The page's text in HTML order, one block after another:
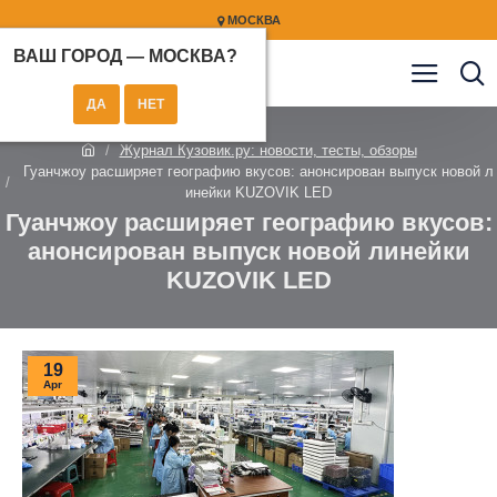
МОСКВА
ВАШ ГОРОД — МОСКВА?
Журнал Кузовик.ру: новости, тесты, обзоры
Гуанчжоу расширяет географию вкусов: анонсирован выпуск новой л
инейки KUZOVIK LED
Гуанчжоу расширяет географию вкусов:
анонсирован выпуск новой линейки
KUZOVIK LED
19
Apr